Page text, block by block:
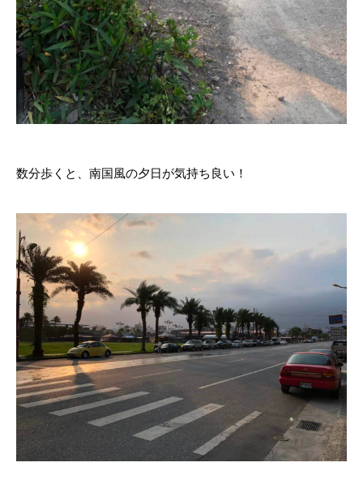
数分歩くと、南国風の夕日が気持ち良い！